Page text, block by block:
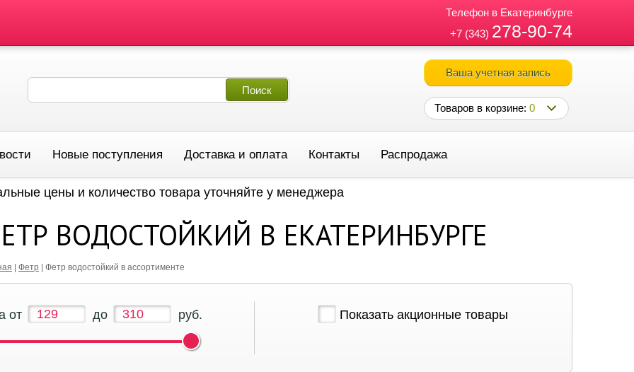
Телефон в Екатеринбурге
+7 (343) 278-90-74
Ваша учетная запись
Товаров в корзине: 0
Новые поступления Доставка и оплата Контакты Распродажа
цены и количество товара уточняйте у менеджера
ВОДОСТОЙКИЙ В ЕКАТЕРИНБУРГЕ
Фетр Фетр водостойкий в ассортименте
от до руб. Показать акционные товары